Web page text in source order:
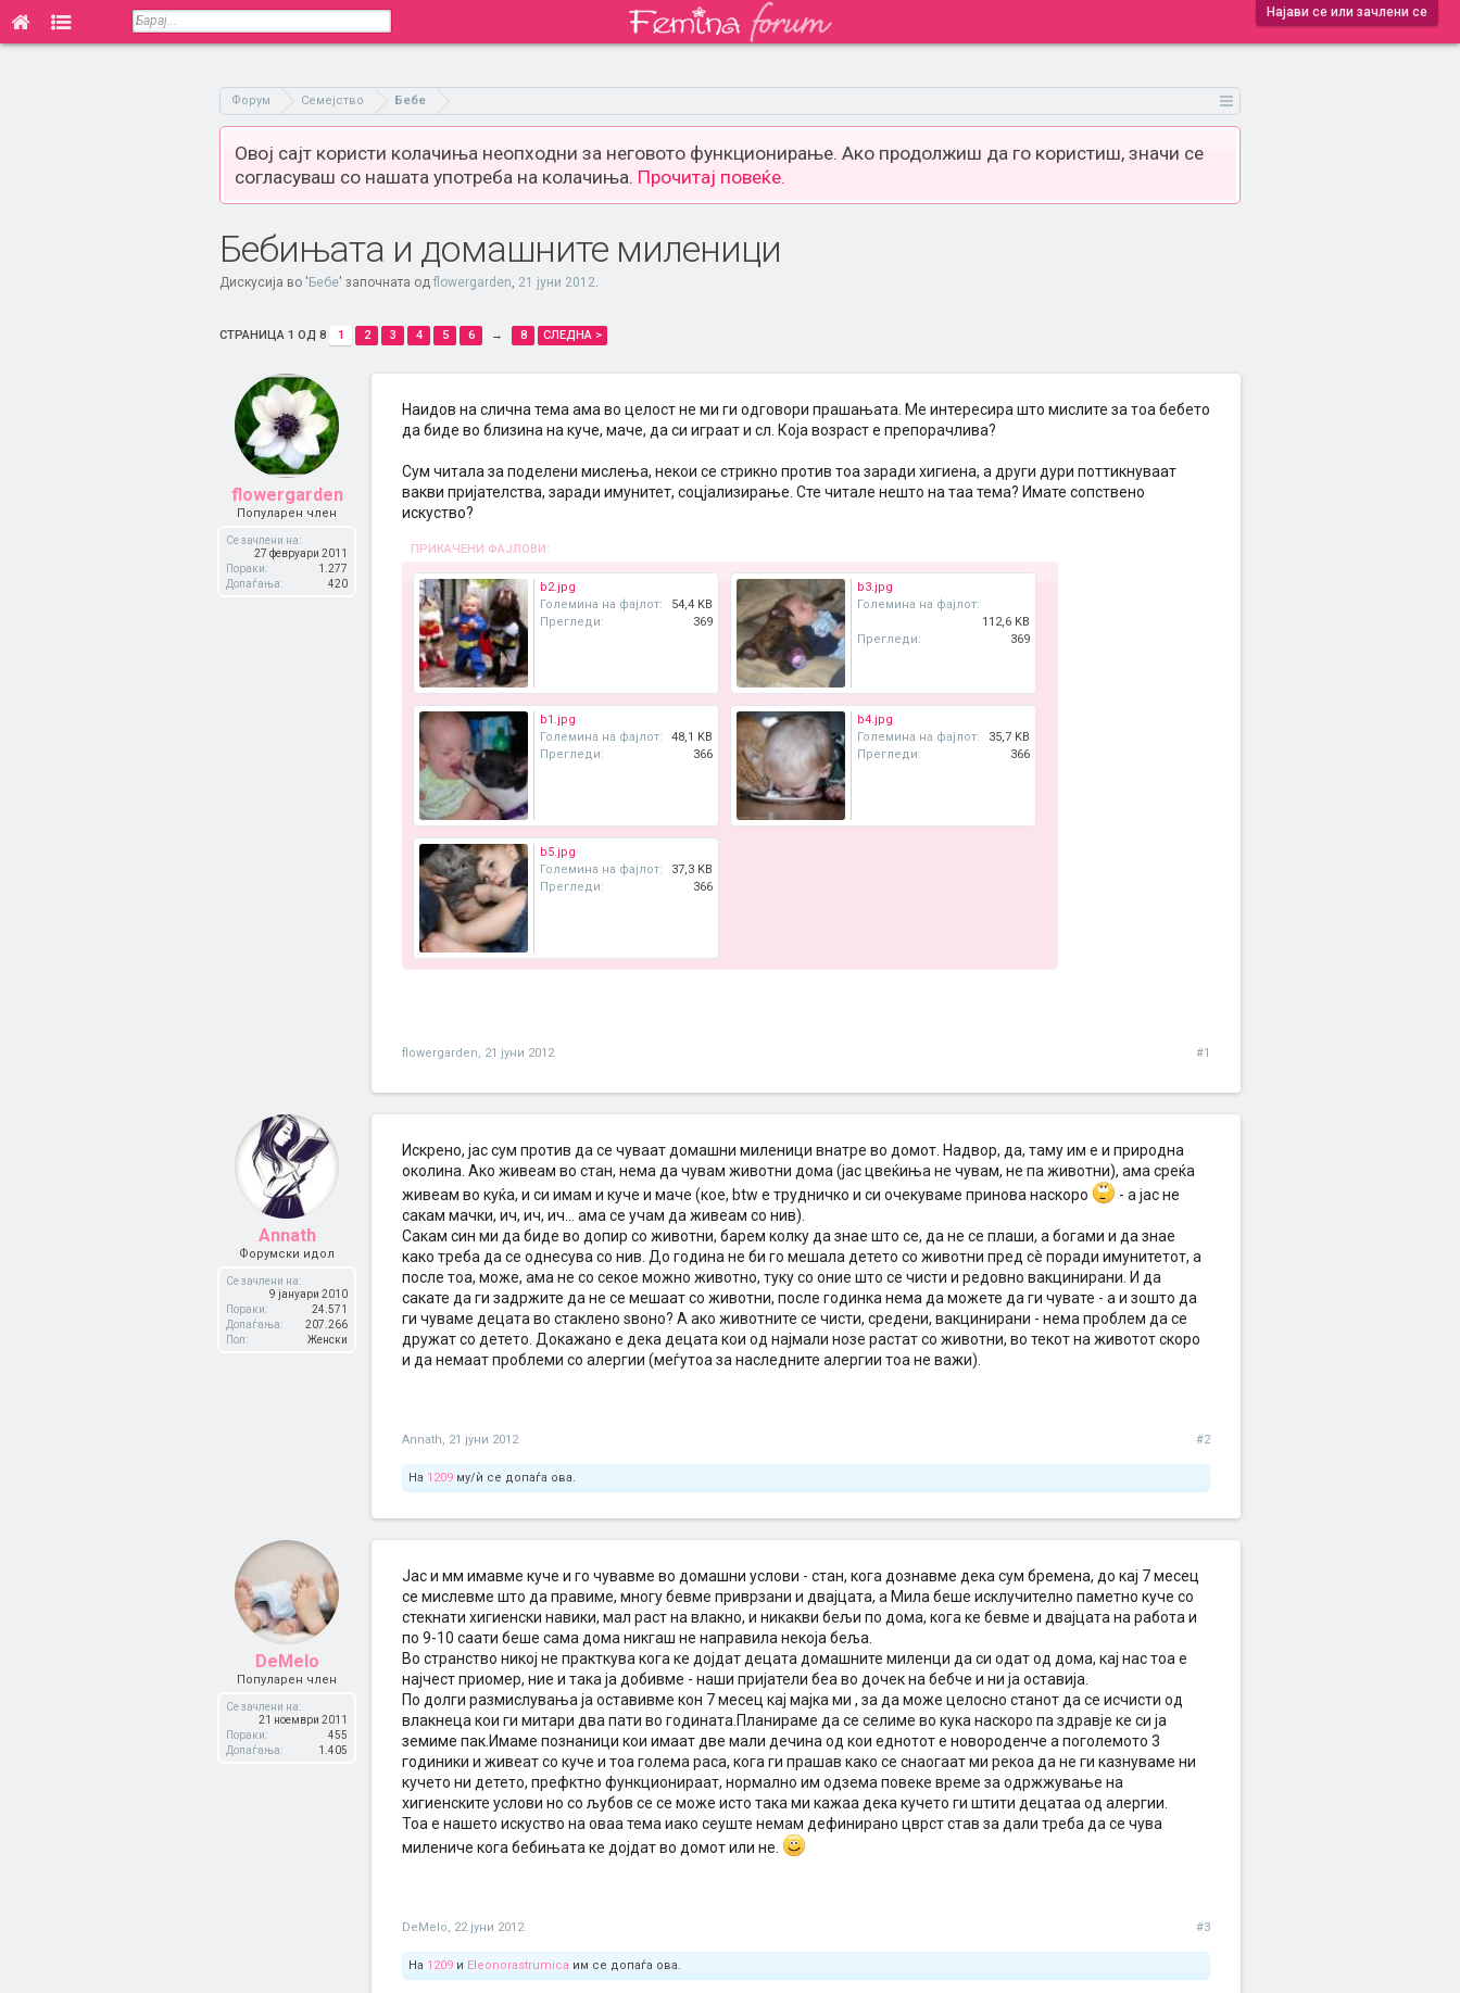
Најави се или зачлени се
Форум Семејство Бебе
Овој сајт користи колачиња неопходни за неговото функционирање. Ако продолжиш да го користиш, значи се
согласуваш со нашата употреба на колачиња. Прочитај повеќе.
Бебињата и домашните миленици
Дискусија во ' Бебе' започната од flowergarden, 21 јуни 2012.
СТРАНИЦА 1 ОД 8 1 2 3 4 5 6 → 8 СЛЕДНА >
flowergarden
Популарен член
Се зачлени на:
27 февруари 2011
Пораки:
1.277
Допаѓања:
420
Наидов на слична тема ама во целост не ми ги одговори прашањата. Ме интересира што мислите за тоа бебето
да биде во близина на куче, маче, да си играат и сл. Која возраст е препорачлива?
Сум читала за поделени мислења, некои се стрикно против тоа заради хигиена, а други дури поттикнуваат
вакви пријателства, заради имунитет, соцјализирање. Сте читале нешто на таа тема? Имате сопствено
искуство?
ПРИКАЧЕНИ ФАЈЛОВИ:
b2.jpg
Големина на фајлот:
54,4 KB
Прегледи:
369
b3.jpg
Големина на фајлот:
112,6 KB
Прегледи:
369
b1.jpg
Големина на фајлот:
48,1 KB
Прегледи:
366
b4.jpg
Големина на фајлот:
35,7 KB
Прегледи:
366
b5.jpg
Големина на фајлот:
37,3 KB
Прегледи:
366
flowergarden, 21 јуни 2012 #1
Annath
Форумски идол
Се зачлени на:
9 јануари 2010
Пораки:
24.571
Допаѓања:
207.266
Пол:
Женски
Искрено, јас сум против да се чуваат домашни миленици внатре во домот. Надвор, да, таму им е и природна
околина. Ако живеам во стан, нема да чувам животни дома (јас цвеќиња не чувам, не па животни), ама среќа
живеам во куќа, и си имам и куче и маче (кое, btw е трудничко и си очекуваме принова наскоро
- а јас не
сакам мачки, ич, ич, ич... ама се учам да живеам со нив).
Сакам син ми да биде во допир со животни, барем колку да знае што се, да не се плаши, а богами и да знае
како треба да се однесува со нив. До година не би го мешала детето со животни пред сè поради имунитетот, а
после тоа, може, ама не со секое можно животно, туку со оние што се чисти и редовно вакцинирани. И да
сакате да ги задржите да не се мешаат со животни, после годинка нема да можете да ги чувате - а и зошто да
ги чуваме децата во стаклено ѕвоно? А ако животните се чисти, средени, вакцинирани - нема проблем да се
дружат со детето. Докажано е дека децата кои од најмали нозе растат со животни, во текот на животот скоро
и да немаат проблеми со алергии (меѓутоа за наследните алергии тоа не важи).
Annath, 21 јуни 2012 #2
На 1209 му/ѝ се допаѓа ова.
DeMelo
Популарен член
Се зачлени на:
21 ноември 2011
Пораки:
455
Допаѓања:
1.405
Јас и мм имавме куче и го чувавме во домашни услови - стан, кога дознавме дека сум бремена, до кај 7 месец
се мислевме што да правиме, многу бевме приврзани и двајцата, а Мила беше исклучително паметно куче со
стекнати хигиенски навики, мал раст на влакно, и никакви бељи по дома, кога ке бевме и двајцата на работа и
по 9-10 саати беше сама дома никгаш не направила некоја беља.
Во странство никој не практкува кога ке дојдат децата домашните миленци да си одат од дома, кај нас тоа е
најчест приомер, ние и така ја добивме - наши пријатели беа во дочек на бебче и ни ја оставија.
По долги размислувања ја оставивме кон 7 месец кај мајка ми , за да може целосно станот да се исчисти од
влакнеца кои ги митари два пати во годината.Планираме да се селиме во кука наскоро па здравје ке си ја
земиме пак.Имаме познаници кои имаат две мали дечина од кои еднотот е новороденче а поголемото 3
годиники и живеат со куче и тоа голема раса, кога ги прашав како се снаогаат ми рекоа да не ги казнуваме ни
кучето ни детето, префктно функционираат, нормално им одзема повеке време за одржжување на
хигиенските услови но со љубов се се може исто така ми кажаа дека кучето ги штити децатаа од алергии.
Тоа е нашето искуство на оваа тема иако сеуште немам дефинирано цврст став за дали треба да се чува
милениче кога бебињата ке дојдат во домот или не.
DeMelo, 22 јуни 2012 #3
На 1209 и Eleonorastrumica им се допаѓа ова.